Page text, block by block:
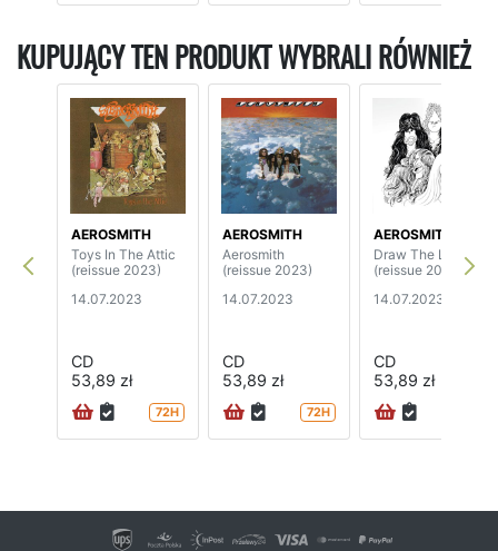
KUPUJĄCY TEN PRODUKT WYBRALI RÓWNIEŻ
AEROSMITH
Toys In The Attic
(reissue 2023)
14.07.2023
CD
53,89 zł
72H
AEROSMITH
Aerosmith
(reissue 2023)
14.07.2023
CD
53,89 zł
72H
AEROSMITH
Draw The Line
(reissue 2023)
14.07.2023
CD
53,89 zł